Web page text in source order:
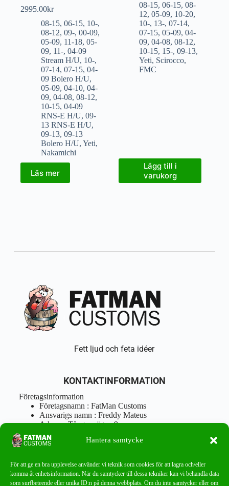
Hantera samtycke
För att ge en bra upplevelse använder vi teknik som cookies för att lagra och/eller
komma åt enhetsinformation. När du samtycker till dessa tekniker kan vi behandla data
som surfbeteende eller unika ID:n på denna webbplats. Om du inte samtycker eller om
2995.00kr
08-15, 06-15, 10-,
08-12, 09-, 00-09,
05-09, 11-18, 05-
09, 11-, 04-09
Stream H/U, 10-,
07-14, 07-15, 04-
09 Bolero H/U,
05-09, 04-10, 04-
09, 04-08, 08-12,
10-15, 04-09
RNS-E H/U, 09-
13 RNS-E H/U,
09-13, 09-13
Bolero H/U, Yeti,
Nakamichi
Läs mer
08-15,06-15,08-
12,05-09, 10-20,
10-, 13-,07-14,
07-15,05-09,04-
09,04-08,08-12,
10-15, 15-,09-13,
Yeti, Scirocco,
FMC
Lägg till i
varukorg
Fett ljud och feta idéer
KONTAKTINFORMATION
Företagsinformation
Företagsnamn : FatMan Customs
Ansvarigs namn : Freddy Mateus
Adress : Tångenvägen 9
Postnr : 417 46 Göteborg
Tel : 0762919666
info@fatmancustoms.se
Mån – Fre 10:00 – 18:00
Lör -11:00 – 15:00